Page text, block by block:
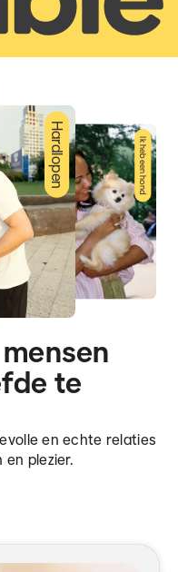
te
en echte relaties
en plezier.
Hardlopen Ik heb een hond